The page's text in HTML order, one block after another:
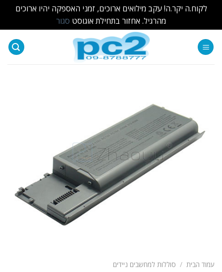
לקוח.ה יקר.ה! עקב מילואים ארוכים, זמני האספקה יהיו ארוכים
מהרגיל. אחזור בתחילת אוגוסט סגור
עמוד הבית / סוללות למחשבים ניידים